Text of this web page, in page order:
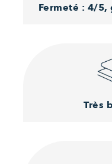
Fermeté : 4/5,
Très